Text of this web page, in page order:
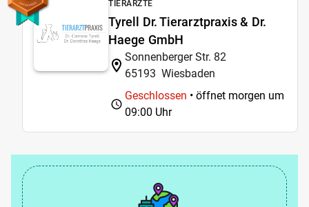
TIERÄRZTE
Tyrell Dr. Tierarztpraxis & Dr.
Haege GmbH
Sonnenberger Str. 82
65193 Wiesbaden
Geschlossen • öffnet morgen um
09:00 Uhr